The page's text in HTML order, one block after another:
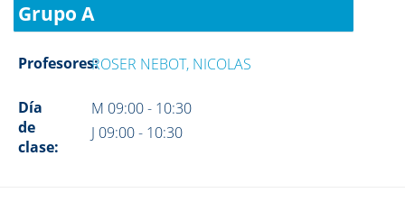
Grupo A
Profesores:ROSER NEBOT, NICOLAS
Día
de
clase:
M 09:00 - 10:30
J 09:00 - 10:30